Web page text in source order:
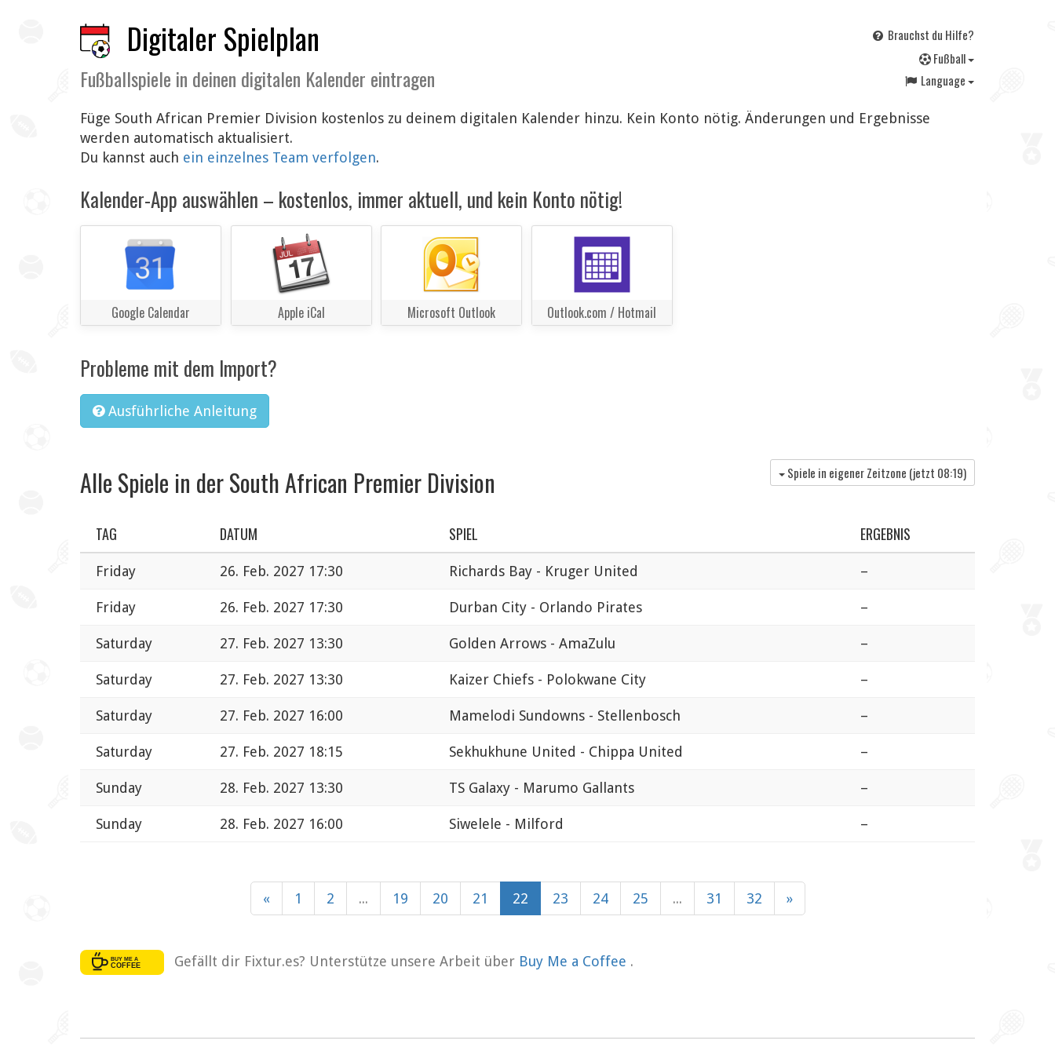
Digitaler Spielplan
Fußballspiele in deinen digitalen Kalender eintragen
Brauchst du Hilfe?
Fußball
Language
Füge South African Premier Division kostenlos zu deinem digitalen Kalender hinzu. Kein Konto nötig. Änderungen und Ergebnisse
werden automatisch aktualisiert.
Du kannst auch ein einzelnes Team verfolgen.
Kalender-App auswählen – kostenlos, immer aktuell, und kein Konto nötig!
Google Calendar Apple iCal Microsoft Outlook Outlook.com / Hotmail
Probleme mit dem Import?
Ausführliche Anleitung
Alle Spiele in der South African Premier Division Spiele in eigener Zeitzone (jetzt 08:19)
TAG DATUM SPIEL ERGEBNIS
Friday 26. Feb. 2027 17:30 Richards Bay - Kruger United –
Friday 26. Feb. 2027 17:30 Durban City - Orlando Pirates –
Saturday 27. Feb. 2027 13:30 Golden Arrows - AmaZulu –
Saturday 27. Feb. 2027 13:30 Kaizer Chiefs - Polokwane City –
Saturday 27. Feb. 2027 16:00 Mamelodi Sundowns - Stellenbosch –
Saturday 27. Feb. 2027 18:15 Sekhukhune United - Chippa United –
Sunday 28. Feb. 2027 13:30 TS Galaxy - Marumo Gallants –
Sunday 28. Feb. 2027 16:00 Siwelele - Milford –
« 1 2 ... 19 20 21 22 23 24 25 ... 31 32 »
Gefällt dir Fixtur.es? Unterstütze unsere Arbeit über Buy Me a Coffee .